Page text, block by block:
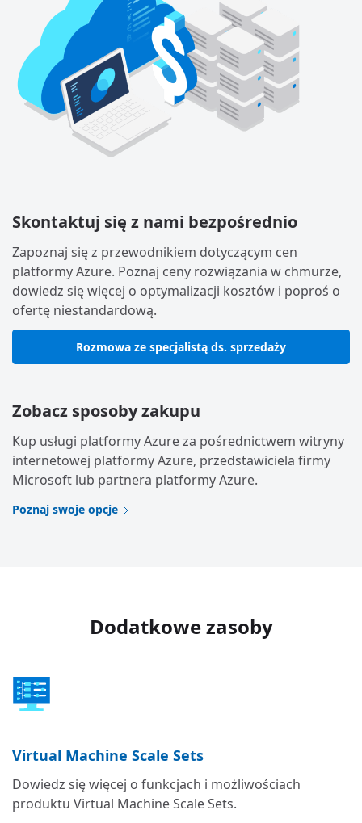
Skontaktuj się z nami bezpośrednio
Zapoznaj się z przewodnikiem dotyczącym cen
platformy Azure. Poznaj ceny rozwiązania w chmurze,
dowiedz się więcej o optymalizacji kosztów i poproś o
ofertę niestandardową.
Rozmowa ze specjalistą ds. sprzedaży
Zobacz sposoby zakupu
Kup usługi platformy Azure za pośrednictwem witryny
internetowej platformy Azure, przedstawiciela firmy
Microsoft lub partnera platformy Azure.
Poznaj swoje opcje
Dodatkowe zasoby
Virtual Machine Scale Sets
Dowiedz się więcej o funkcjach i możliwościach
produktu Virtual Machine Scale Sets.